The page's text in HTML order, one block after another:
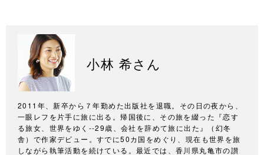
小林 希さん
2011年、新卒から７年勤めた出版社を退職。その日の夜から、
一眼レフを片手に旅に出る。帰国後に、その旅を綴った『恋す
る旅女、世界をゆく--29歳、会社を辞めて旅に出た』（幻冬
舎）で作家デビュー。すでに50カ国をめぐり、現在も世界を旅
しながら執筆活動を続けている。最近では、香川県丸亀市の讃